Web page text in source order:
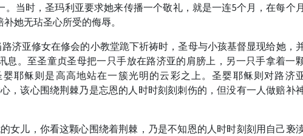
。当时，圣玛利亚要求她来传播一个敬礼，就是一连5个月，在每个月
她无玷圣心所受的侮辱。
路济亚修女在修会的小教堂跪下祈祷时，圣母与小孩基督显现给她，
息。至圣童贞圣母把一只手放在路济亚的肩膀上，另一只手拿着一
耶稣则是高高地站在一簇光明的云彩之上。圣婴耶稣则对路济
，该心围绕荆棘乃是忘恩的人时时刻刻刺伤的，但没有一人做赔补
女儿，你看这颗心围绕着荆棘，乃是不知恩的人时时刻刻用自己亵